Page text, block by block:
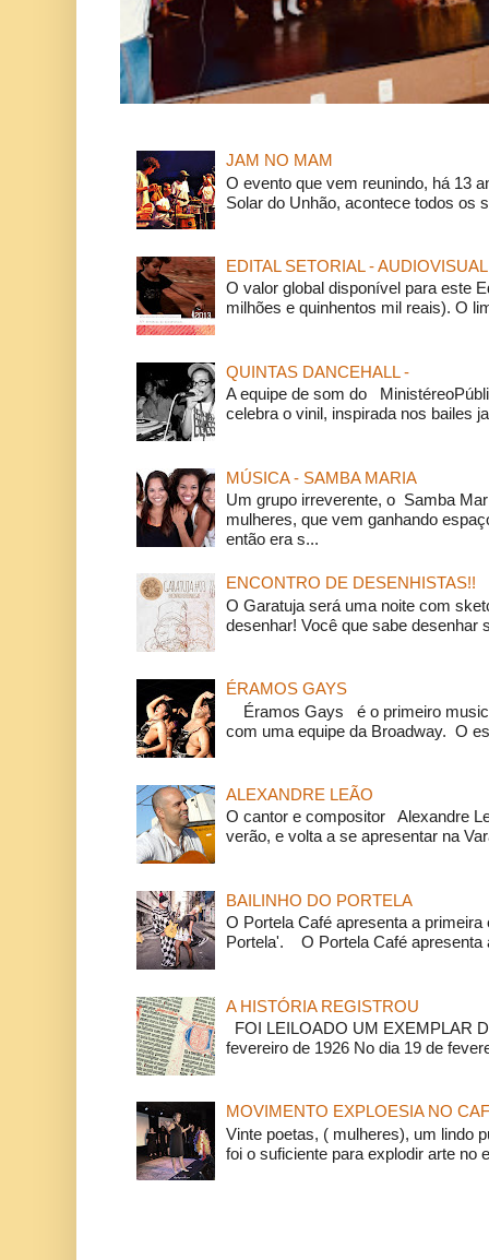
JAM NO MAM
O evento que vem reunindo, há 13
Solar do Unhão, acontece todos os
EDITAL SETORIAL - AUDIOVISUAL
O valor global disponível para este
milhões e quinhentos mil reais). O
QUINTAS DANCEHALL -
A equipe de som do
celebra o vinil, inspirada nos bailes
MÚSICA - SAMBA MARIA
Um grupo irreverente, o Samba
mulheres, que vem ganhando
então era s...
ENCONTRO DE DESENHISTAS!!
O Garatuja será uma noite com
desenhar! Você que sabe desenhar
ÉRAMOS GAYS
Éramos Gays é o primeiro
com uma equipe da Broadway. O
ALEXANDRE LEÃO
O cantor e compositor Alexandre
verão, e volta a se apresentar na
BAILINHO DO PORTELA
O Portela Café apresenta a
Portela'. O Portela Café apresenta
A HISTÓRIA REGISTROU
FOI LEILOADO UM EXEMPLAR
fevereiro de 1926 No dia 19 de
MOVIMENTO EXPLOESIA NO
Vinte poetas, ( mulheres), um lindo
foi o suficiente para explodir arte no